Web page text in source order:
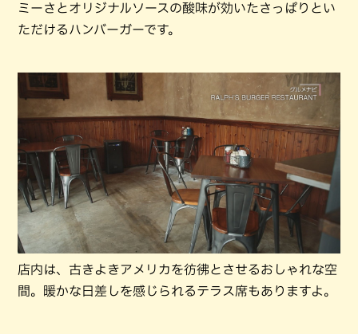
ミーさとオリジナルソースの酸味が効いたさっぱりとい
ただけるハンバーガーです。
店内は、古きよきアメリカを彷彿とさせるおしゃれな空
間。暖かな日差しを感じられるテラス席もありますよ。